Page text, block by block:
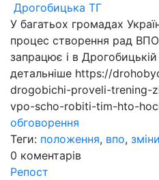
Дрогобицька ТГ
У багатьох громадах
процес створення рад
запрацює і в
детальніше https://
drogobichi-proveli-trening-
vpo-scho-robiti-tim-hto-
обговорення
Теги: положення, впо, зміни
0 коментарів
Репост